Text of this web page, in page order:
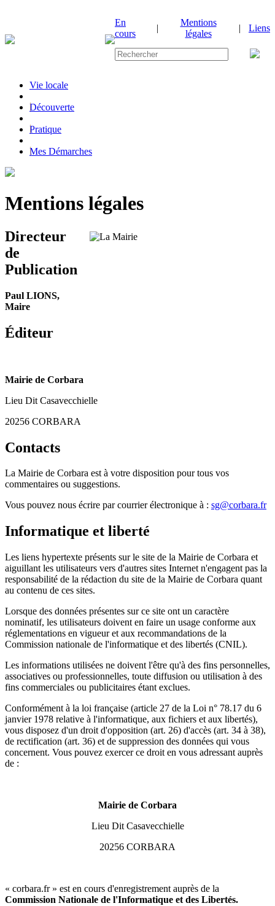
En
cours
|
Mentions
légales
| Liens
Vie locale
|Découverte
|Pratique
|Mes Démarches
Mentions légales
Directeur
de
Publication
Paul LIONS,
Maire
Éditeur
Mairie de Corbara
Lieu Dit Casavecchielle
20256 CORBARA
Contacts
La Mairie de Corbara est à votre disposition pour tous vos
commentaires ou suggestions.
Vous pouvez nous écrire par courrier électronique à : sg@corbara.fr
Informatique et liberté
Les liens hypertexte présents sur le site de la Mairie de Corbara et
aiguillant les utilisateurs vers d'autres sites Internet n'engagent pas la
responsabilité de la rédaction du site de la Mairie de Corbara quant
au contenu de ces sites.
Lorsque des données présentes sur ce site ont un caractère
nominatif, les utilisateurs doivent en faire un usage conforme aux
réglementations en vigueur et aux recommandations de la
Commission nationale de l'informatique et des libertés (CNIL).
Les informations utilisées ne doivent l'être qu'à des fins personnelles,
associatives ou professionnelles, toute diffusion ou utilisation à des
fins commerciales ou publicitaires étant exclues.
Conformément à la loi française (article 27 de la Loi n° 78.17 du 6
janvier 1978 relative à l'informatique, aux fichiers et aux libertés),
vous disposez d'un droit d'opposition (art. 26) d'accès (art. 34 à 38),
de rectification (art. 36) et de suppression des données qui vous
concernent. Vous pouvez exercer ce droit en vous adressant auprès
de :
Mairie de Corbara
Lieu Dit Casavecchielle
20256 CORBARA
« corbara.fr » est en cours d'enregistrement auprès de la
Commission Nationale de l'Informatique et des Libertés.